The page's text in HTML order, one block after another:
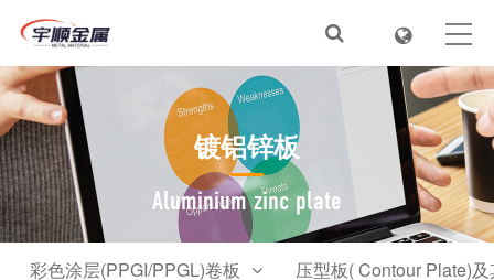
关于我们
新闻动态
产品目录
服务&解决方案
镀铝锌板
Aluminium zinc plate
彩色涂层(PPGI/PPGL)卷板 压型板( Contour Plate)